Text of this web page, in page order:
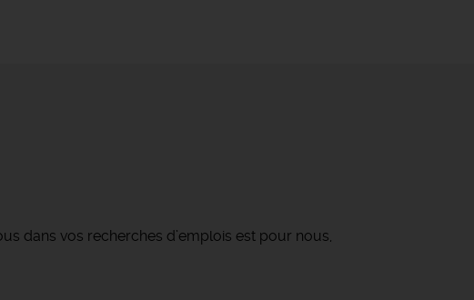
dans vos recherches d’emplois est pour nous,